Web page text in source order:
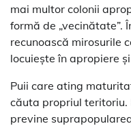
mai multor colonii
formă de „vecinătate”.
recunoască mirosurile
locuiește în apropiere
Puii care ating
căuta propriul teritoriu.
previne